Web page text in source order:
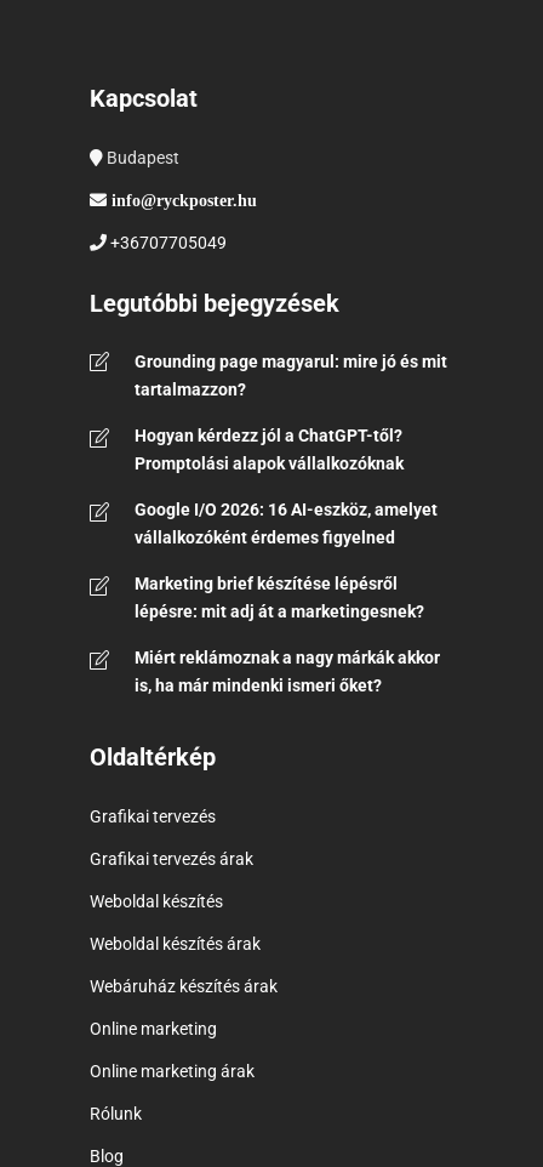
Kapcsolat
Budapest
info@ryckposter.hu
+36707705049
Legutóbbi bejegyzések
Grounding page magyarul: mire jó és mit
tartalmazzon?
Hogyan kérdezz jól a ChatGPT-től?
Promptolási alapok vállalkozóknak
Google I/O 2026: 16 AI-eszköz, amelyet
vállalkozóként érdemes figyelned
Marketing brief készítése lépésről
lépésre: mit adj át a marketingesnek?
Miért reklámoznak a nagy márkák akkor
is, ha már mindenki ismeri őket?
Oldaltérkép
Grafikai tervezés
Grafikai tervezés árak
Weboldal készítés
Weboldal készítés árak
Webáruház készítés árak
Online marketing
Online marketing árak
Rólunk
Blog